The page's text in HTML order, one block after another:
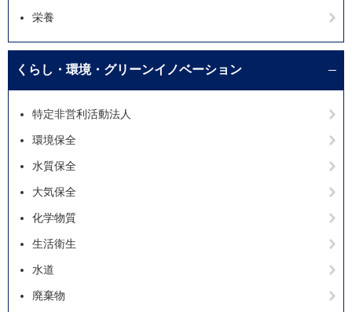
栄養
くらし・環境・グリーンイノベーション
特定非営利活動法人
環境保全
水質保全
大気保全
化学物質
生活衛生
水道
廃棄物